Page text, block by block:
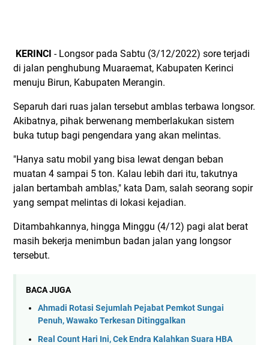
KERINCI - Longsor pada Sabtu (3/12/2022) sore terjadi
di jalan penghubung Muaraemat, Kabupaten Kerinci
menuju Birun, Kabupaten Merangin.
Separuh dari ruas jalan tersebut amblas terbawa longsor.
Akibatnya, pihak berwenang memberlakukan sistem
buka tutup bagi pengendara yang akan melintas.
"Hanya satu mobil yang bisa lewat dengan beban
muatan 4 sampai 5 ton. Kalau lebih dari itu, takutnya
jalan bertambah amblas," kata Dam, salah seorang sopir
yang sempat melintas di lokasi kejadian.
Ditambahkannya, hingga Minggu (4/12) pagi alat berat
masih bekerja menimbun badan jalan yang longsor
tersebut.
BACA JUGA
Ahmadi Rotasi Sejumlah Pejabat Pemkot Sungai
Penuh, Wawako Terkesan Ditinggalkan
Real Count Hari Ini, Cek Endra Kalahkan Suara HBA